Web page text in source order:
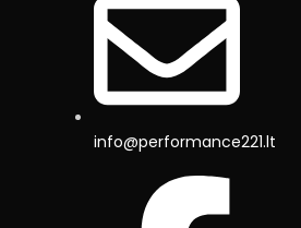
info@performance221.lt